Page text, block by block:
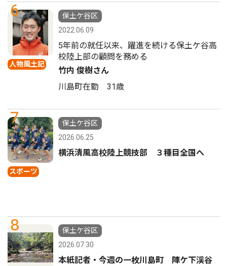
6
人物風土記
保土ケ谷区
2022.06.09
5年前の就任以来、躍進を続ける保土ケ谷高
校陸上部の顧問を務める
竹内 俊樹さん
川島町在勤 31歳
7
スポーツ
保土ケ谷区
2026.06.25
横浜清風高校陸上競技部 ３種目全国へ
8
保土ケ谷区
2026.07.30
本紙記者・今週の一枚川島町 陣ケ下渓谷